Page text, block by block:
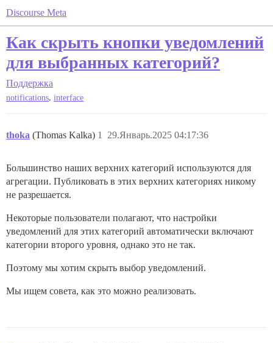
Discourse Meta
Как скрыть кнопки уведомлений
для выбранных категорий?
Поддержка
notifications, interface
thoka (Thomas Kalka) 29.Январь.2025 04:17:36
1
Большинство наших верхних категорий используются для
агрегации. Публиковать в этих верхних категориях никому
не разрешается.
Некоторые пользователи полагают, что настройки
уведомлений для этих категорий автоматически включают
категории второго уровня, однако это не так.
Поэтому мы хотим скрыть выбор уведомлений.
Мы ищем совета, как это можно реализовать.